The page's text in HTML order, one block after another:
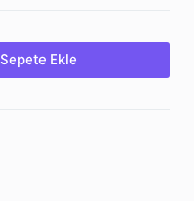
Sepete Ekle